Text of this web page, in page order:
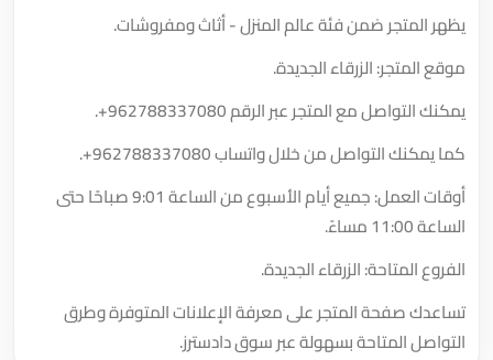
يظهر المتجر ضمن فئة عالم المنزل - أثاث ومفروشات.
موقع المتجر: الزرقاء الجديدة.
يمكنك التواصل مع المتجر عبر الرقم+962788337080
.
كما يمكنك التواصل من خلال واتساب+962788337080
.
أوقات العمل: جميع أيام الأسبوع من الساعة 9:01 صباحًا حتى
الساعة 11:00 مساءً.
الفروع المتاحة: الزرقاء الجديدة.
تساعدك صفحة المتجر على معرفة الإعلانات المتوفرة وطرق
التواصل المتاحة بسهولة عبر سوق دادسترز.